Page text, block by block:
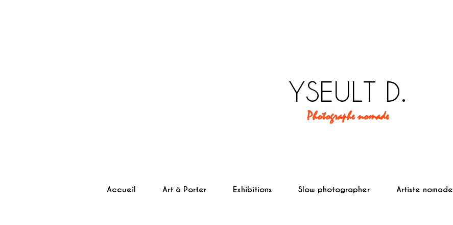
YSEULT D.
Photographe nomade
Accueil Art à Porter Exhibitions Slow photographer Artiste nomade